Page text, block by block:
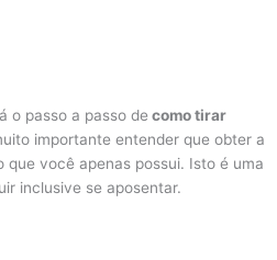
o passo a passo de como tirar
importante entender que obter a
que você apenas possui. Isto é uma
inclusive se aposentar.